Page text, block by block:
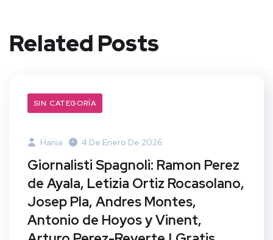
Related Posts
SIN CATEGORÍA
Hania 4 De Enero De 2026
Giornalisti Spagnoli: Ramon Perez
de Ayala, Letizia Ortiz Rocasolano,
Josep Pla, Andres Montes,
Antonio de Hoyos y Vinent,